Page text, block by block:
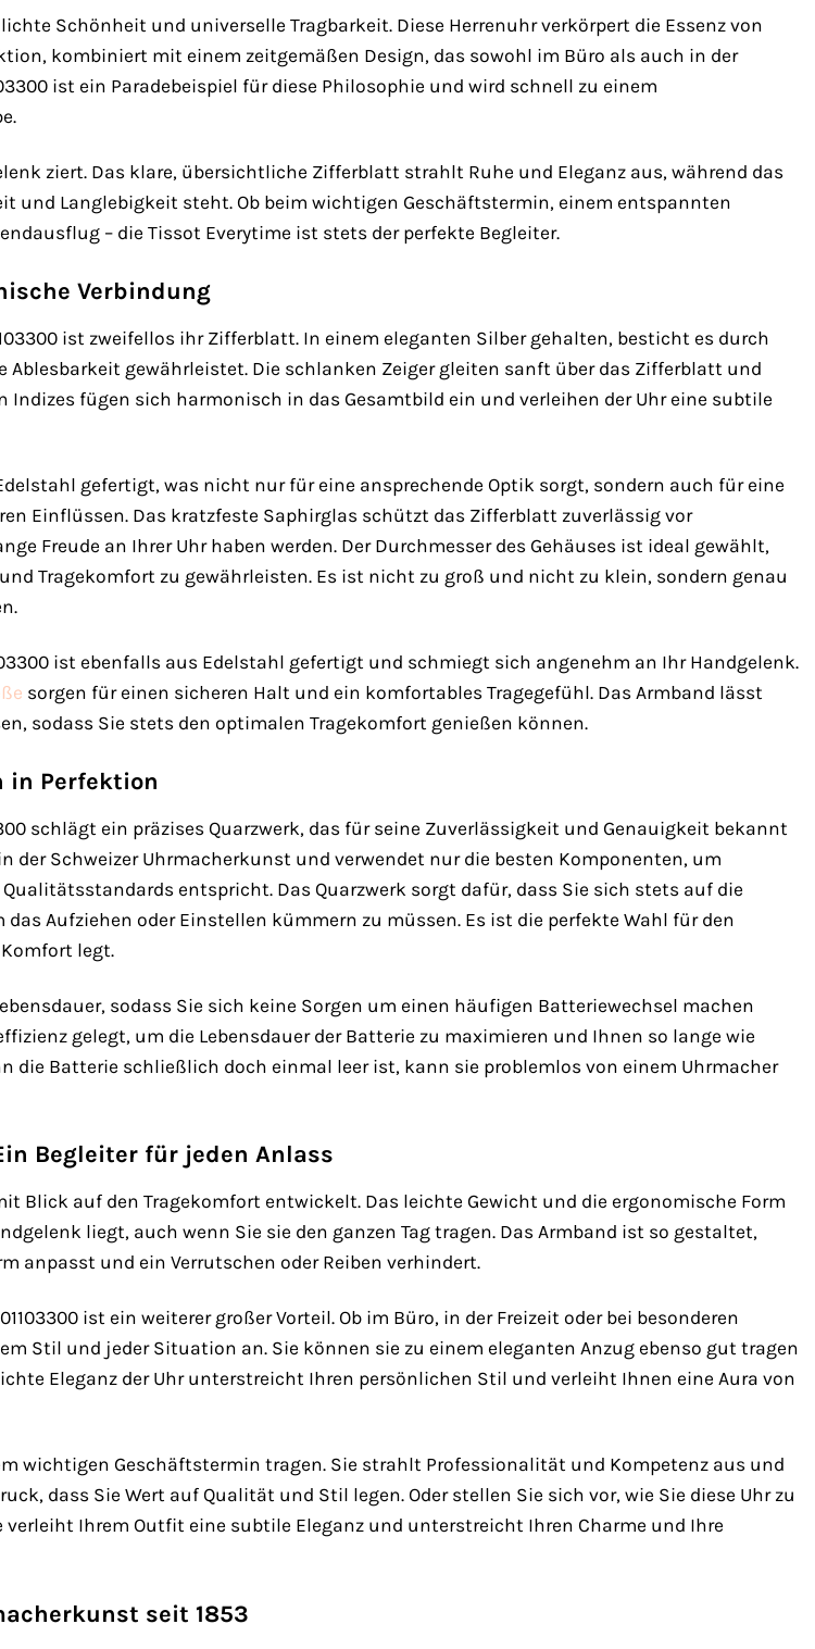
Schönheit und universelle Tragbarkeit. Diese Herrenuhr verkörpert die Essenz von
kombiniert mit einem zeitgemäßen Design, das sowohl im Büro als auch in der
ist ein Paradebeispiel für diese Philosophie und wird schnell zu einem
ziert. Das klare, übersichtliche Zifferblatt strahlt Ruhe und Eleganz aus, während das
und Langlebigkeit steht. Ob beim wichtigen Geschäftstermin, einem entspannten
– die Tissot Everytime ist stets der perfekte Begleiter.
Verbindung
ist zweifellos ihr Zifferblatt. In einem eleganten Silber gehalten, besticht es durch
gewährleistet. Die schlanken Zeiger gleiten sanft über das Zifferblatt und
Indizes fügen sich harmonisch in das Gesamtbild ein und verleihen der Uhr eine subtile
gefertigt, was nicht nur für eine ansprechende Optik sorgt, sondern auch für eine
Einflüssen. Das kratzfeste Saphirglas schützt das Zifferblatt zuverlässig vor
Freude an Ihrer Uhr haben werden. Der Durchmesser des Gehäuses ist ideal gewählt,
Tragekomfort zu gewährleisten. Es ist nicht zu groß und nicht zu klein, sondern genau
ist ebenfalls aus Edelstahl gefertigt und schmiegt sich angenehm an Ihr Handgelenk.
sorgen für einen sicheren Halt und ein komfortables Tragegefühl. Das Armband lässt
sodass Sie stets den optimalen Tragekomfort genießen können.
in Perfektion
schlägt ein präzises Quarzwerk, das für seine Zuverlässigkeit und Genauigkeit bekannt
der Schweizer Uhrmacherkunst und verwendet nur die besten Komponenten, um
entspricht. Das Quarzwerk sorgt dafür, dass Sie sich stets auf die
Aufziehen oder Einstellen kümmern zu müssen. Es ist die perfekte Wahl für den
legt.
sodass Sie sich keine Sorgen um einen häufigen Batteriewechsel machen
gelegt, um die Lebensdauer der Batterie zu maximieren und Ihnen so lange wie
die Batterie schließlich doch einmal leer ist, kann sie problemlos von einem Uhrmacher
Begleiter für jeden Anlass
Blick auf den Tragekomfort entwickelt. Das leichte Gewicht und die ergonomische Form
liegt, auch wenn Sie sie den ganzen Tag tragen. Das Armband ist so gestaltet,
anpasst und ein Verrutschen oder Reiben verhindert.
ist ein weiterer großer Vorteil. Ob im Büro, in der Freizeit oder bei besonderen
Stil und jeder Situation an. Sie können sie zu einem eleganten Anzug ebenso gut tragen
Eleganz der Uhr unterstreicht Ihren persönlichen Stil und verleiht Ihnen eine Aura von
wichtigen Geschäftstermin tragen. Sie strahlt Professionalität und Kompetenz aus und
dass Sie Wert auf Qualität und Stil legen. Oder stellen Sie sich vor, wie Sie diese Uhr zu
verleiht Ihrem Outfit eine subtile Eleganz und unterstreicht Ihren Charme und Ihre
seit 1853